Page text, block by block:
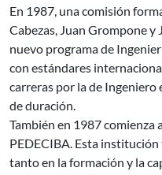
En 1987, una comisión
Cabezas, Juan Grompone
nuevo programa de
con estándares
carreras por la de Ingeniero
de duración.
También en 1987
PEDECIBA. Esta
tanto en la formación y la